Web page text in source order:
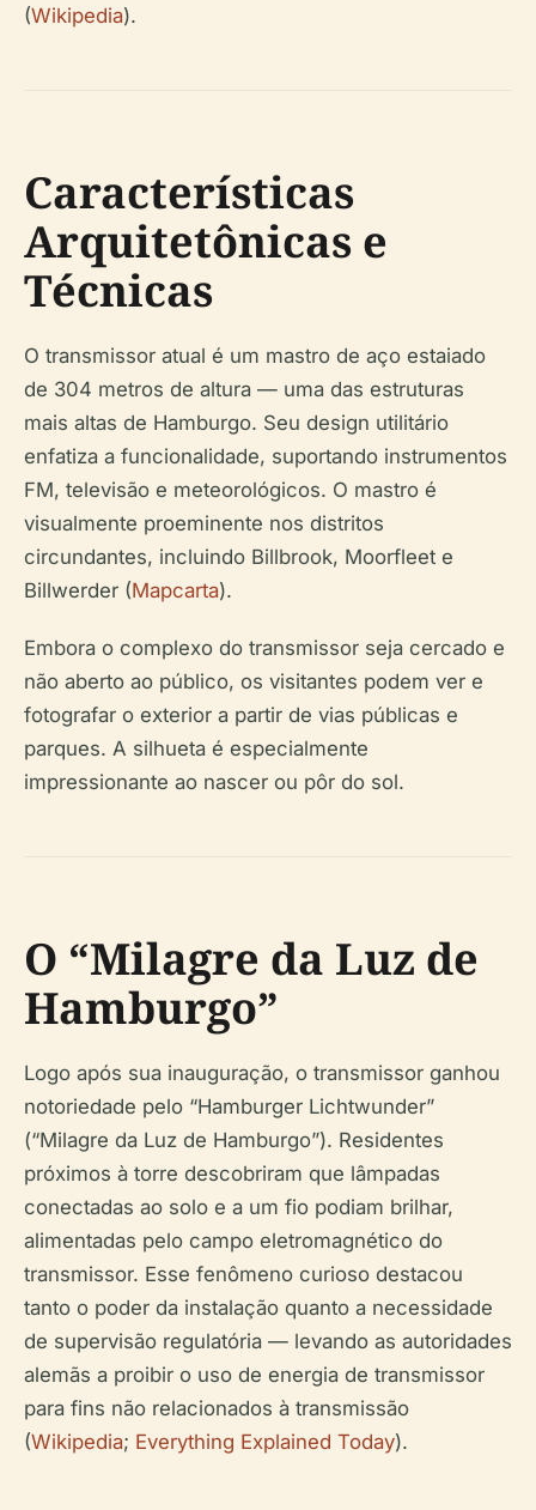
(Wikipedia).
Características
Arquitetônicas e
Técnicas
O transmissor atual é um mastro de aço estaiado
de 304 metros de altura — uma das estruturas
mais altas de Hamburgo. Seu design utilitário
enfatiza a funcionalidade, suportando instrumentos
FM, televisão e meteorológicos. O mastro é
visualmente proeminente nos distritos
circundantes, incluindo Billbrook, Moorfleet e
Billwerder (Mapcarta).
Embora o complexo do transmissor seja cercado e
não aberto ao público, os visitantes podem ver e
fotografar o exterior a partir de vias públicas e
parques. A silhueta é especialmente
impressionante ao nascer ou pôr do sol.
O “Milagre da Luz de
Hamburgo”
Logo após sua inauguração, o transmissor ganhou
notoriedade pelo “Hamburger Lichtwunder”
(“Milagre da Luz de Hamburgo”). Residentes
próximos à torre descobriram que lâmpadas
conectadas ao solo e a um fio podiam brilhar,
alimentadas pelo campo eletromagnético do
transmissor. Esse fenômeno curioso destacou
tanto o poder da instalação quanto a necessidade
de supervisão regulatória — levando as autoridades
alemãs a proibir o uso de energia de transmissor
para fins não relacionados à transmissão
(Wikipedia; Everything Explained Today).